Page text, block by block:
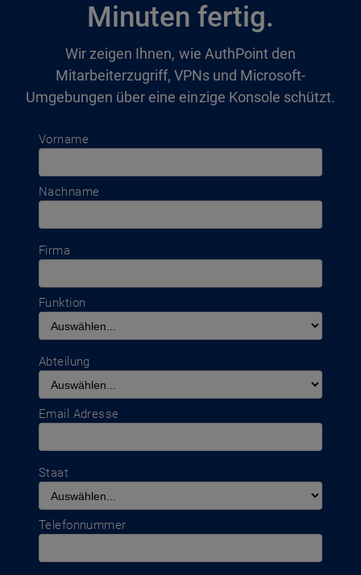
Vorname
Nachname
Firma
Funktion
Abteilung
Email Adresse
Staat
Telefonnummer
Minuten fertig.
Wir zeigen Ihnen, wie AuthPoint den
Mitarbeiterzugriff, VPNs und Microsoft-
Umgebungen über eine einzige Konsole schützt.